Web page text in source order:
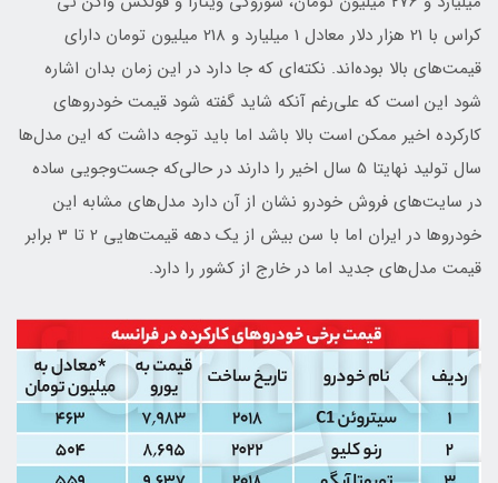
کراس با 21 هزار دلار معادل 1 میلیارد و 218 میلیون تومان دارای
قیمت‌های بالا بوده‌اند. نکته‌ای که جا دارد در این زمان بدان اشاره
شود این است که علی‌رغم آنکه شاید گفته شود قیمت خودروهای
کارکرده اخیر ممکن است بالا باشد اما باید توجه داشت که این مدل‌ها
سال تولید نهایتا 5 سال اخیر را دارند در حالی‌که جست‌وجویی ساده
در سایت‌های فروش خودرو نشان از آن دارد مدل‌های مشابه این
خودروها در ایران اما با سن بیش از یک دهه قیمت‌هایی 2 تا 3 برابر
قیمت‌ مدل‌های جدید اما در خارج از کشور را دارد.